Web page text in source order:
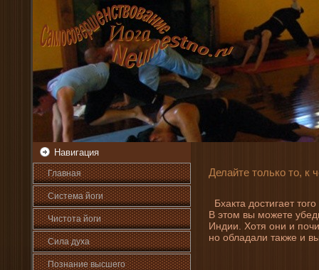
Навигация
Главная
Система йоги
Чистота йоги
Сила духа
Познани­е высшего
Делайте только то, к
Бхакта достигает
В этом вы можете
Индии. Хотя они­ и
но обладали также и